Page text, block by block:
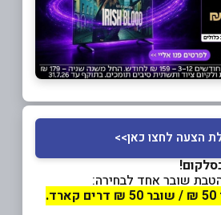
הצעה לחצו כאן>>
שובר אחד לבחירה: